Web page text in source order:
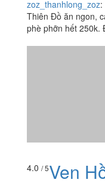
zoz_thanhlong_zoz:
Thiên Đồ ăn ngon,
phè phỡn hết 250k.
4.0 / 5Ven